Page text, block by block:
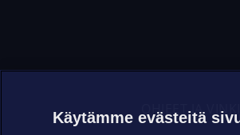
OHJEET JA
Käytämme evästeitä